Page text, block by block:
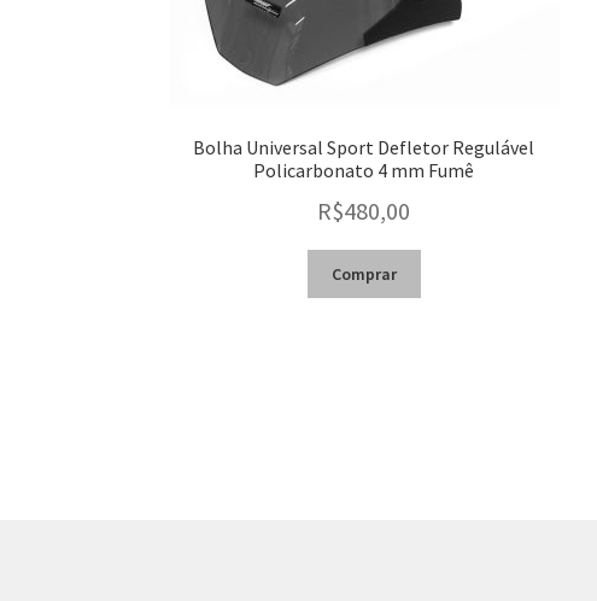
Bolha Universal Sport Defletor Regulável
Policarbonato 4 mm Fumê
R$480,00
Comprar